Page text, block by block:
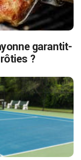
garantit-
?